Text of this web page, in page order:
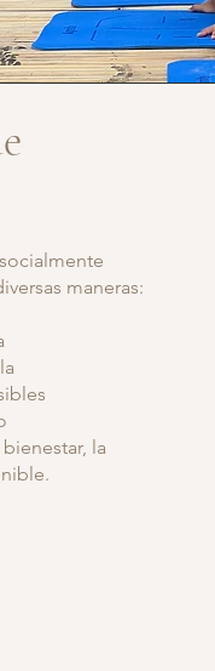
maneras:
la